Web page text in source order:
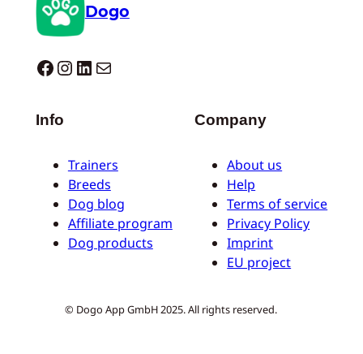
Dogo
Dogo facebook InstagramLinkedIn E-mail
Info
Trainers
Breeds
Dog blog
Affiliate program
Dog products
Company
About us
Help
Terms of service
Privacy Policy
Imprint
EU project
© Dogo App GmbH 2025. All rights reserved.